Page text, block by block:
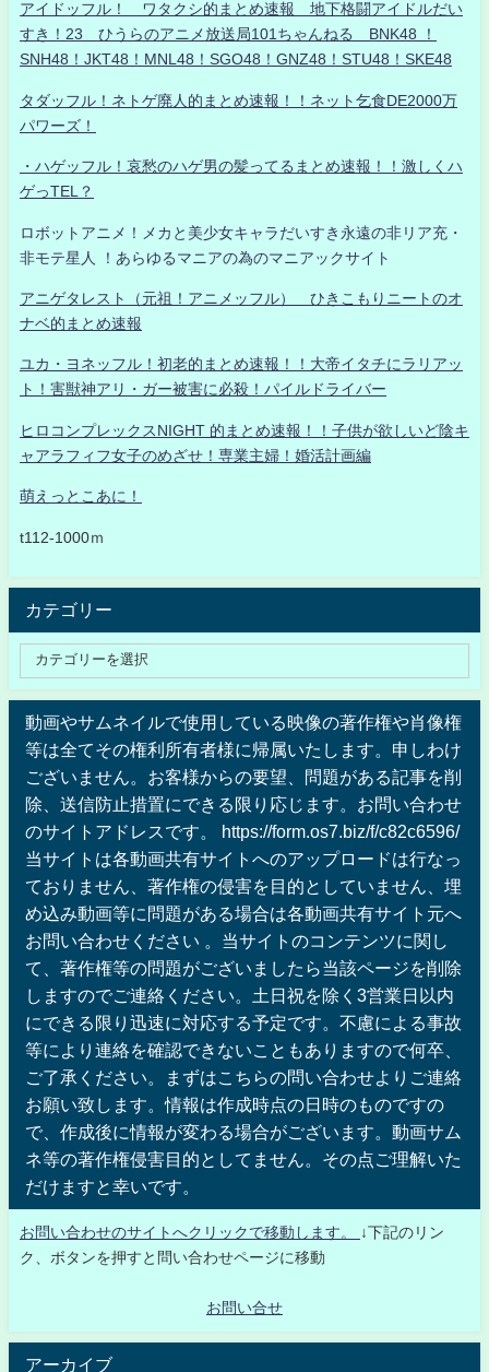
アイドッフル！ ワタクシ的まとめ速報 地下格闘アイドルだい
すき！23 ひうらのアニメ放送局101ちゃんねる BNK48 ！
SNH48！JKT48！MNL48！SGO48！GNZ48！STU48！SKE48
タダッフル！ネトゲ廃人的まとめ速報！！ネット乞食DE2000万
パワーズ！
・ハゲッフル！哀愁のハゲ男の髪ってるまとめ速報！！激しくハ
ゲっTEL？
ロボットアニメ！メカと美少女キャラだいすき永遠の非リア充・
非モテ星人 ！あらゆるマニアの為のマニアックサイト
アニゲタレスト（元祖！アニメッフル） ひきこもりニートのオ
ナベ的まとめ速報
ユカ・ヨネッフル！初老的まとめ速報！！大帝イタチにラリアッ
ト！害獣神アリ・ガー被害に必殺！パイルドライバー
ヒロコンプレックスNIGHT 的まとめ速報！！子供が欲しいど陰キ
ャアラフィフ女子のめざせ！専業主婦！婚活計画編
萌えっとこあに！
t112-1000ｍ
カテゴリー
動画やサムネイルで使用している映像の著作権や肖像権
等は全てその権利所有者様に帰属いたします。申しわけ
ございません。お客様からの要望、問題がある記事を削
除、送信防止措置にできる限り応じます。お問い合わせ
のサイトアドレスです。 https://form.os7.biz/f/c82c6596/
当サイトは各動画共有サイトへのアップロードは行なっ
ておりません、著作権の侵害を目的としていません、埋
め込み動画等に問題がある場合は各動画共有サイト元へ
お問い合わせください 。当サイトのコンテンツに関し
て、著作権等の問題がございましたら当該ページを削除
しますのでご連絡ください。土日祝を除く3営業日以内
にできる限り迅速に対応する予定です。不慮による事故
等により連絡を確認できないこともありますので何卒、
ご了承ください。まずはこちらの問い合わせよりご連絡
お願い致します。情報は作成時点の日時のものですの
で、作成後に情報が変わる場合がございます。動画サム
ネ等の著作権侵害目的としてません。その点ご理解いた
だけますと幸いです。
お問い合わせのサイトへクリックで移動します。
↓下記のリン
ク、ボタンを押すと問い合わせページに移動
お問い合せ
アーカイブ